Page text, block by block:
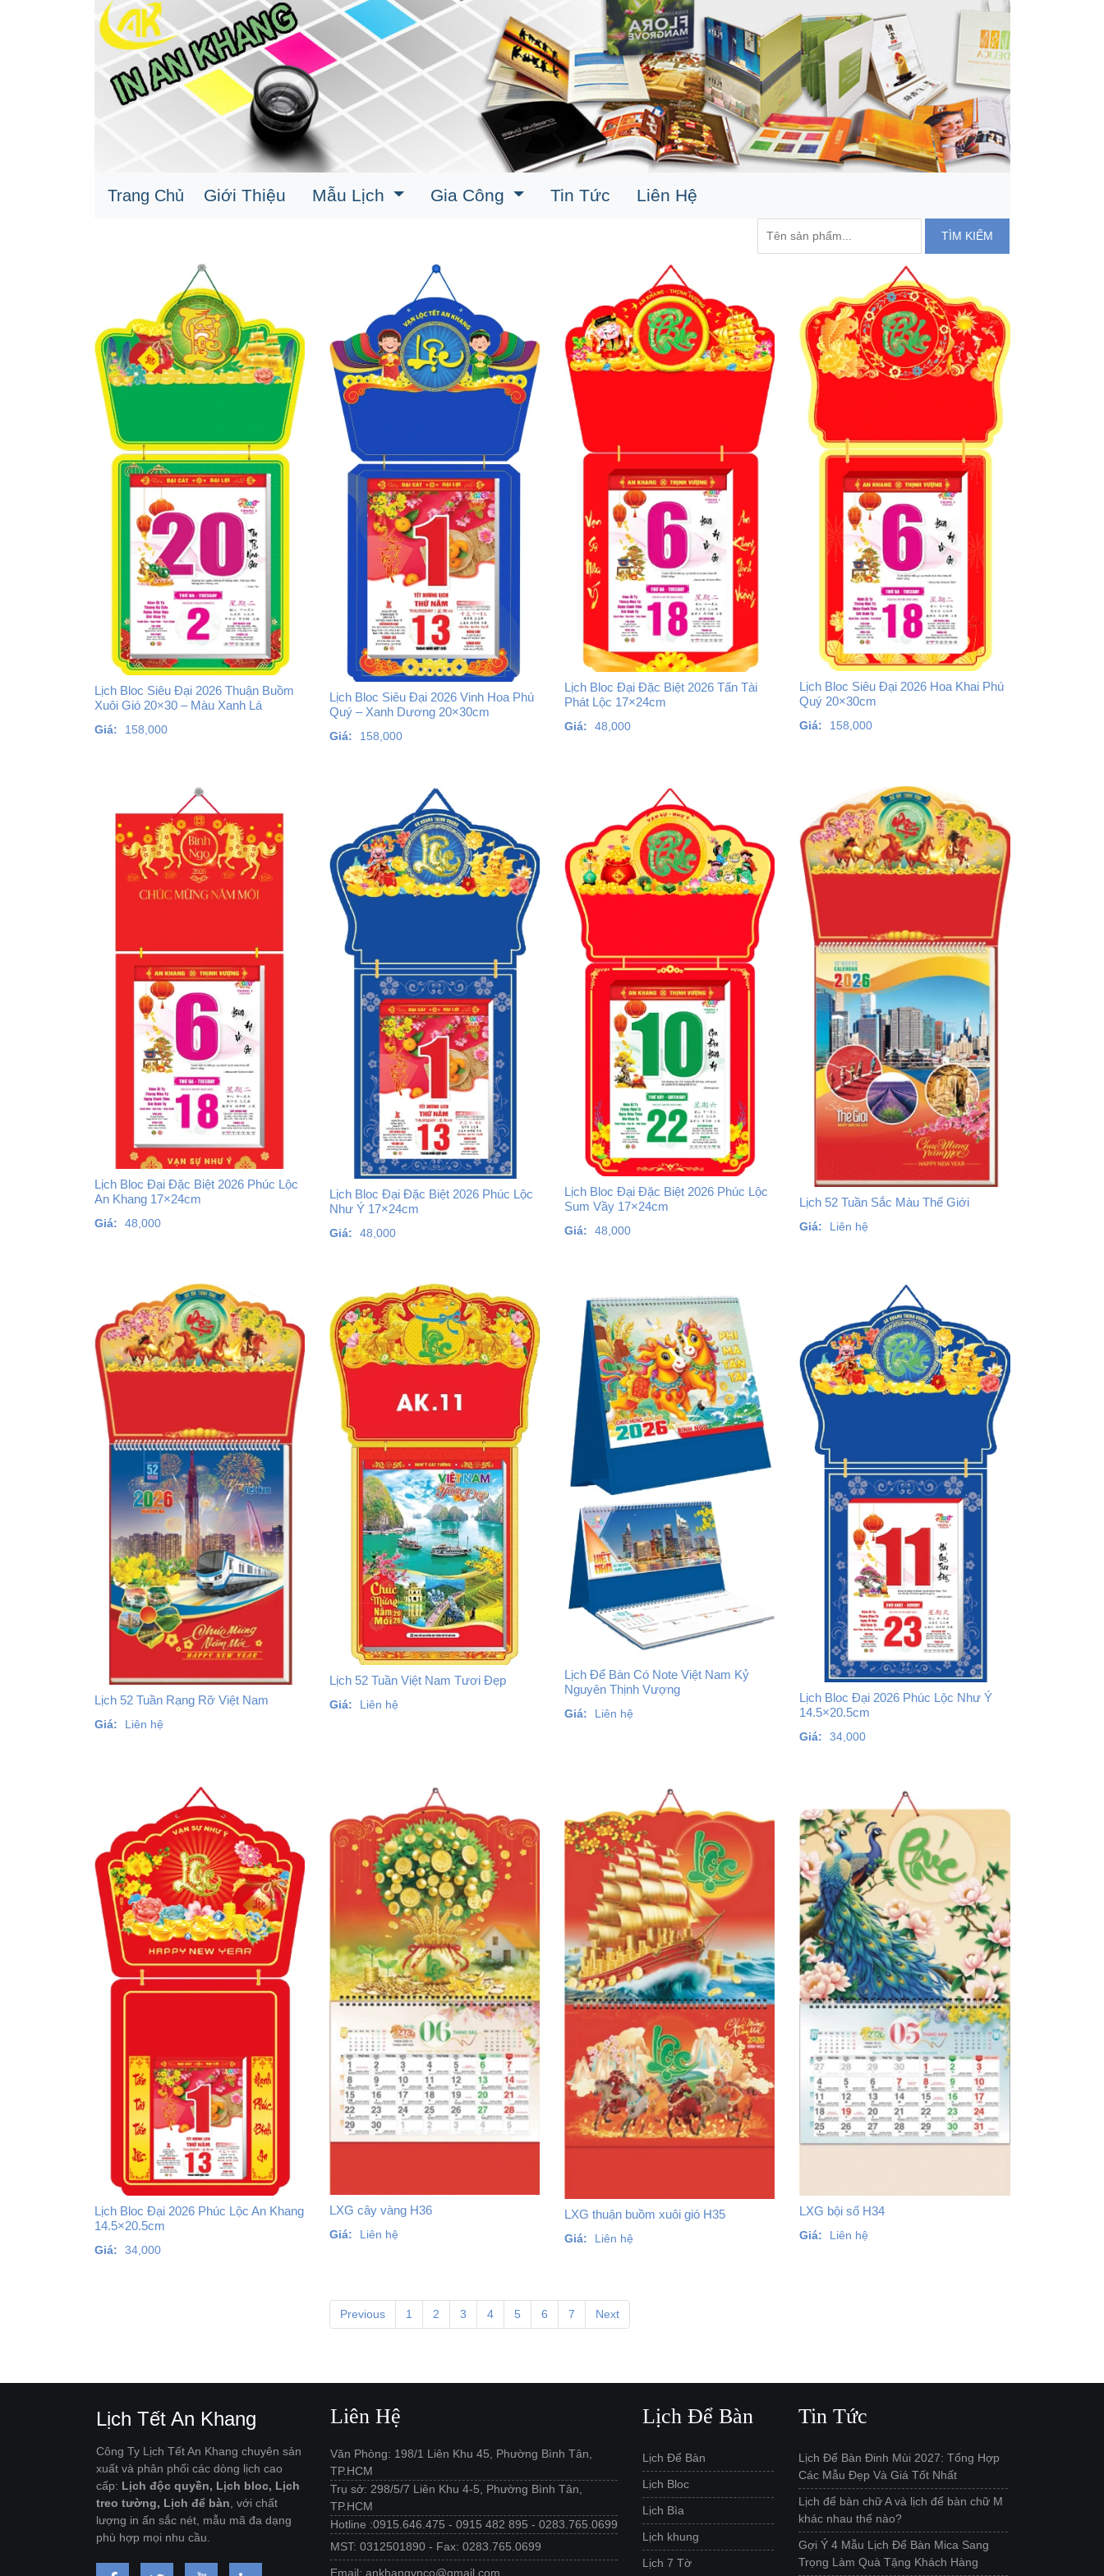
Trang Chủ Giới Thiệu Mẫu Lịch Gia Công Tin Tức Liên Hệ
Lịch Bloc Siêu Đại 2026 Thuận Buồm
Xuôi Gió 20×30 – Màu Xanh Lá
Giá: 158,000
Lịch Bloc Siêu Đại 2026 Vinh Hoa Phú
Quý – Xanh Dương 20×30cm
Giá: 158,000
Lịch Bloc Đại Đặc Biệt 2026 Tấn Tài
Phát Lộc 17×24cm
Giá: 48,000
Lịch Bloc Siêu Đại 2026 Hoa Khai Phú
Quý 20×30cm
Giá: 158,000
Lịch Bloc Đại Đặc Biệt 2026 Phúc Lộc
An Khang 17×24cm
Giá: 48,000
Lịch Bloc Đại Đặc Biệt 2026 Phúc Lộc
Như Ý 17×24cm
Giá: 48,000
Lịch Bloc Đại Đặc Biệt 2026 Phúc Lộc
Sum Vầy 17×24cm
Giá: 48,000
Lịch 52 Tuần Sắc Màu Thế Giới
Giá: Liên hệ
Lịch 52 Tuần Rạng Rỡ Việt Nam
Giá: Liên hệ
Lịch 52 Tuần Việt Nam Tươi Đẹp
Giá: Liên hệ
Lịch Để Bàn Có Note Việt Nam Kỷ
Nguyên Thịnh Vượng
Giá: Liên hệ
Lịch Bloc Đại 2026 Phúc Lộc Như Ý
14.5×20.5cm
Giá: 34,000
Lịch Bloc Đại 2026 Phúc Lộc An Khang
14.5×20.5cm
Giá: 34,000
LXG cây vàng H36
Giá: Liên hệ
LXG thuận buồm xuôi gió H35
Giá: Liên hệ
LXG bội số H34
Giá: Liên hệ
Previous 1 2 3 4 5 6 7 Next
Lịch Tết An Khang
Công Ty Lịch Tết An Khang chuyên sản
xuất và phân phối các dòng lịch cao
cấp: Lịch độc quyền, Lịch bloc, Lịch
treo tường, Lịch để bàn, với chất
lượng in ấn sắc nét, mẫu mã đa dạng
phù hợp mọi nhu cầu.
Liên Hệ
Văn Phòng: 198/1 Liên Khu 45, Phường Bình Tân,
TP.HCM
Trụ sở: 298/5/7 Liên Khu 4-5, Phường Bình Tân,
TP.HCM
Hotline :0915.646.475 - 0915 482 895 - 0283.765.0699
MST: 0312501890 - Fax: 0283.765.0699
Email: ankhangvnco@gmail.com
Lịch Để Bàn
Lịch Để Bàn
Lịch Bloc
Lịch Bìa
Lịch khung
Lịch 7 Tờ
Tin Tức
Lịch Để Bàn Đinh Mùi 2027: Tổng Hợp
Các Mẫu Đẹp Và Giá Tốt Nhất
Lịch để bàn chữ A và lịch để bàn chữ M
khác nhau thế nào?
Gợi Ý 4 Mẫu Lịch Để Bàn Mica Sang
Trọng Làm Quà Tặng Khách Hàng